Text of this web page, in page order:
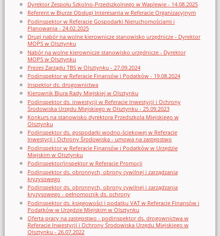
Dyrektor Zespołu Szkolno-Przedszkolnego w Waplewie - 14.08.2025
Referent w Biurze Obsługi Interesanta w Referacie Organizacyjnym
Podinspektor w Referacie Gospodarki Nieruchomościami i
Planowania - 24.02.2025
Drugi nabór na wolne kierownicze stanowisko urzędnicze - Dyrektor
MOPS w Olsztynku
Nabór na wolne kierownicze stanowisko urzędnicze - Dyrektor
MOPS w Olsztynku
Prezes Zarządu TBS w Olsztynku - 27.09.2024
Podinspektor w Referacie Finansów i Podatków - 19.08.2024
Inspektor ds. drogownictwa
Kierownik Biura Rady Miejskiej w Olsztynku
Podinspektor ds. inwestycji w Referacie Inwestycji i Ochrony
Środowiska Urzędu Miejskiego w Olsztynku - 25.09.2023
Konkurs na stanowisko dyrektora Przedszkola Miejskiego w
Olsztynku
Podinspektor ds. gospodarki wodno-ściekowej w Referacie
Inwestycji i Ochrony Środowiska - umowa na zastępstwo
Podinspektor w Referacie Finansów i Podatków w Urzędzie
Miejskim w Olsztynku
Podinspektor/inspektor w Referacie Promocji
Podinspektor ds. obronnych, obrony cywilnej i zarządzania
kryzysowego
Podinspektor ds. obronnych, obrony cywilnej i zarządzania
kryzysowego - pełnomocnik ds. ochrony
Podinspektor ds. księgowości i podatku VAT w Referacie Finansów i
Podatków w Urzędzie Miejskim w Olsztynku
Oferta pracy na zastępstwo - podinspektor ds. drogownictwa w
Referacie Inwestycji i Ochrony Środowiska Urzędu Miejskiego w
Olsztynku - 26.07.2022